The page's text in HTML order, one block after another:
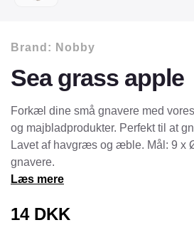
Brand: Nobby
Sea grass apple
Forkæl dine små gnavere med
og majbladprodukter. Perfekt til at
Lavet af havgræs og æble. Mål: 9 x
gnavere.
Læs mere
14DKK